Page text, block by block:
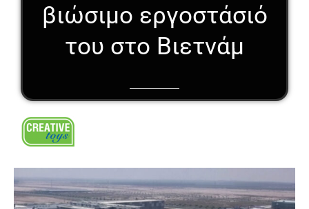
βιώσιμο εργοστάσιό
του στο Βιετνάμ